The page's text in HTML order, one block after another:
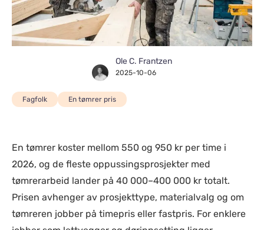
Ole C. Frantzen
2025-10-06
Fagfolk En tømrer pris
En tømrer koster mellom 550 og 950 kr per time i
2026, og de fleste oppussingsprosjekter med
tømrerarbeid lander på 40 000–400 000 kr totalt.
Prisen avhenger av prosjekttype, materialvalg og om
tømreren jobber på timepris eller fastpris. For enklere